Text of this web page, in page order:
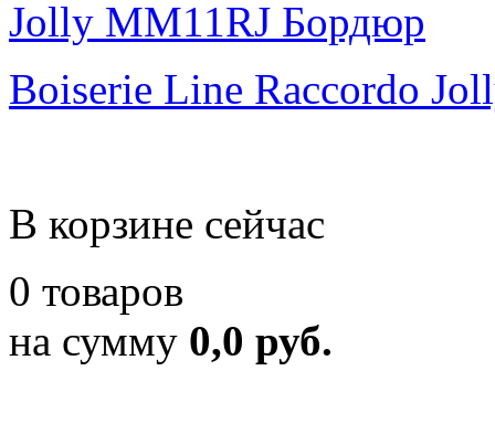
Boiserie Line Raccordo
В корзине сейчас
0 товаров
на сумму 0,0 руб.